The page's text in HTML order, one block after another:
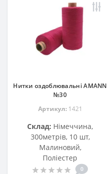
Нитки оздоблювальні AMANN
№30
Артикул:1421
Склад: Німеччина,
300метрів, 10 шт,
Малиновий,
Поліестер
0